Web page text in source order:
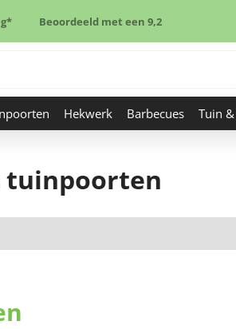
Beoordeeld met een 9,2
Hekwerk Barbecues Tuin
tuinpoorten